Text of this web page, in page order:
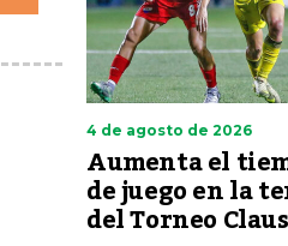
4 de agosto de 2026
Aumenta el
de juego en la
del Torneo